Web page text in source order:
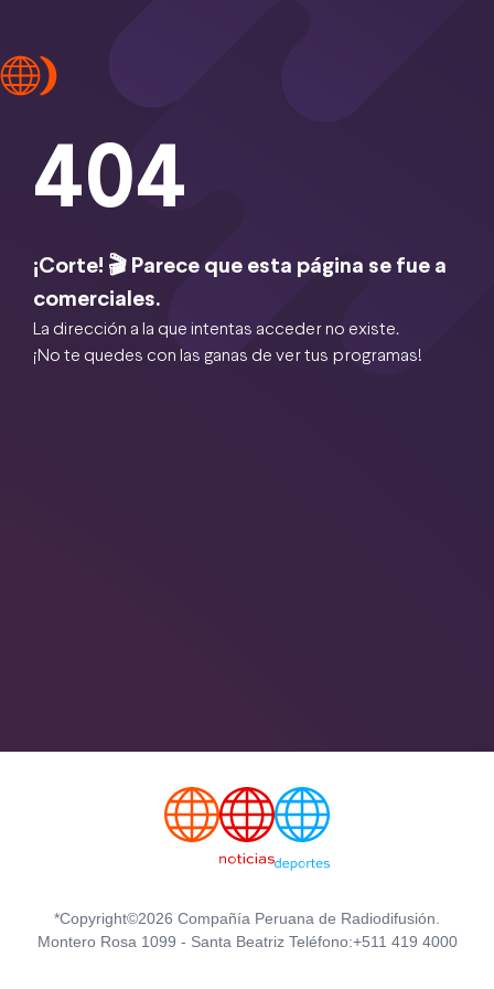
404
¡Corte! 🎬 Parece que esta página se fue a
comerciales.
La dirección a la que intentas acceder no existe.
¡No te quedes con las ganas de ver tus programas!
*Copyright©2026 Compañía Peruana de Radiodifusión.
Montero Rosa 1099 - Santa Beatriz Teléfono:+511 419 4000